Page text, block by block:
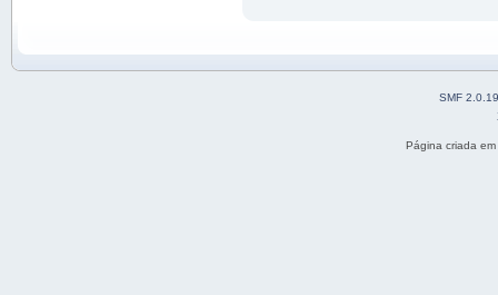
SMF 2.0.19
Página criada